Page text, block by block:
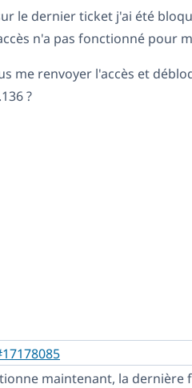
le dernier ticket j'ai été
n'a pas fonctionné pour
me renvoyer l'accès et
?
maintenant, la dernière